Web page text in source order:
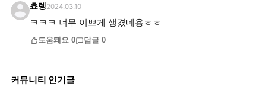
쵸렝2024.03.10
ㅋㅋㅋ 너무 이쁘게 생겼네용ㅎㅎ
도움돼요 0 답글 0
커뮤니티 인기글